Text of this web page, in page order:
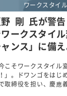
ワークスタイ
剛 氏が警
ークスタイ
ンス」に備え
今こそワークスタイル
」。ドワンゴをはじ
取締役を担い、慶應